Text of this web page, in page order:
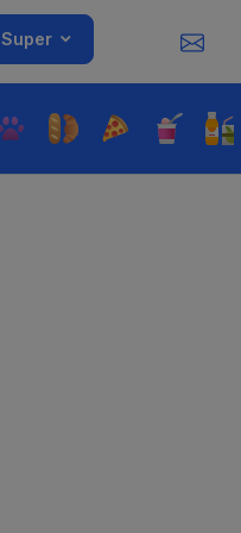
Super